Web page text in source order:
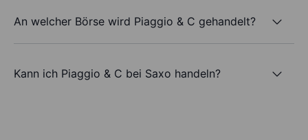
An welcher Börse wird Piaggio & C gehandelt?
Kann ich Piaggio & C bei Saxo handeln?